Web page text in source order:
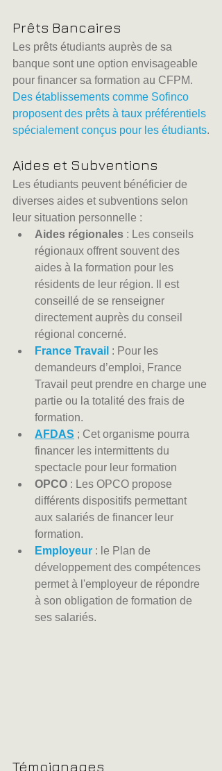
Prêts Bancaires
Les prêts étudiants auprès de sa
banque sont une option envisageable
pour financer sa formation au CFPM.
Des établissements comme Sofinco
proposent des prêts à taux préférentiels
spécialement conçus pour les étudiants.
Aides et Subventions
Les étudiants peuvent bénéficier de
diverses aides et subventions selon
leur situation personnelle :
Aides régionales : Les conseils
régionaux offrent souvent des
aides à la formation pour les
résidents de leur région. Il est
conseillé de se renseigner
directement auprès du conseil
régional concerné.
France Travail : Pour les
demandeurs d’emploi, France
Travail peut prendre en charge une
partie ou la totalité des frais de
formation.
AFDAS ; Cet organisme pourra
financer les intermittents du
spectacle pour leur formation
OPCO : Les OPCO propose
différents dispositifs permettant
aux salariés de financer leur
formation.
Employeur : le Plan de
développement des compétences
permet à l'employeur de répondre
à son obligation de formation de
ses salariés.
Témoignages